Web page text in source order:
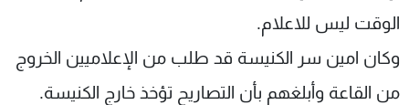
الوقت ليس للاعلام.
وكان امين سر الكنيسة قد طلب من الإعلاميين الخروج
من القاعة وأبلغهم بأن التصاريح تؤخذ خارج الكنيسة.